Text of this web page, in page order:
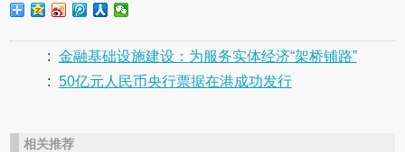
: 金融基础设施建设：为服务实体经济“架桥铺路”
: 50亿元人民币央行票据在港成功发行
相关推荐